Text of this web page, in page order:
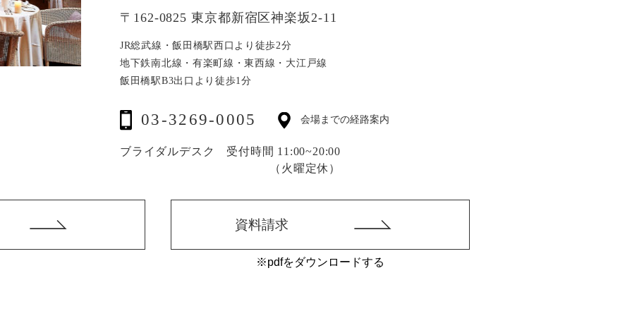
〒162-0825 東京都新宿区神楽坂2-11
JR総武線・飯田橋駅西口より徒歩2分
地下鉄南北線・有楽町線・東西線・大江戸線
飯田橋駅B3出口より徒歩1分
会場までの経路案内
03-3269-0005
ブライダルデスク 受付時間 11:00~20:00
（火曜定休）
資料請求
※pdfをダウンロードする